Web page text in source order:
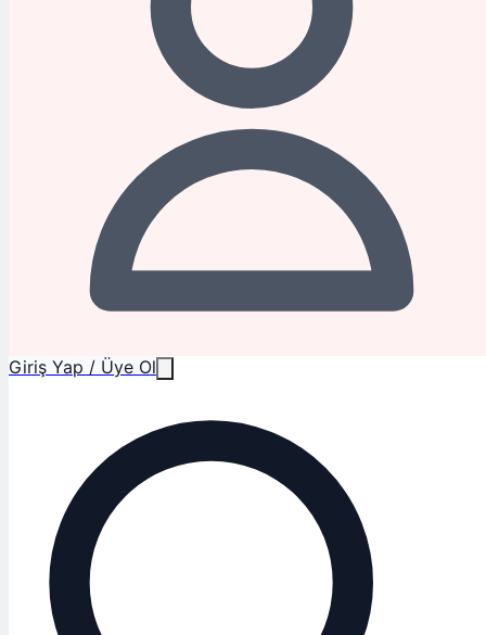
Giriş Yap / Üye Ol